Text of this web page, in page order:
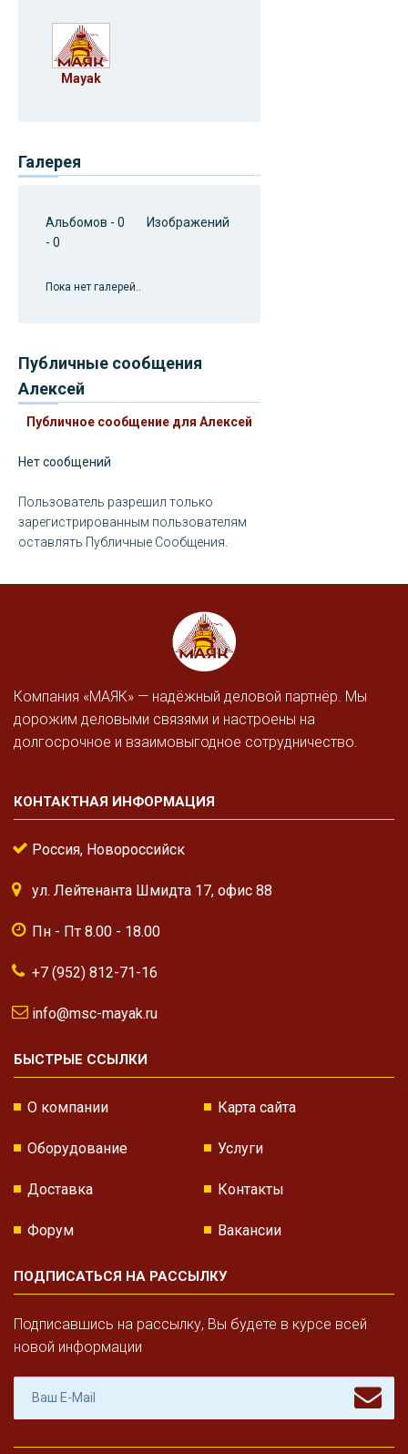
Mayak
Галерея
Альбомов - 0 Изображений
- 0
Пока нет галерей..
Публичные сообщения
Алексей
Публичное сообщение для Алексей
Нет сообщений
Пользователь разрешил только
зарегистрированным пользователям
оставлять Публичные Сообщения.
Компания «МАЯК» — надёжный деловой партнёр. Мы
дорожим деловыми связями и настроены на
долгосрочное и взаимовыгодное сотрудничество.
КОНТАКТНАЯ ИНФОРМАЦИЯ
Россия, Новороссийск
ул. Лейтенанта Шмидта 17, офис 88
Пн - Пт 8.00 - 18.00
+7 (952) 812-71-16
info@msc-mayak.ru
БЫСТРЫЕ ССЫЛКИ
О компании Карта сайта
Оборудование Услуги
Доставка Контакты
Форум Вакансии
ПОДПИСАТЬСЯ НА РАССЫЛКУ
Подписавшись на рассылку, Вы будете в курсе всей
новой информации